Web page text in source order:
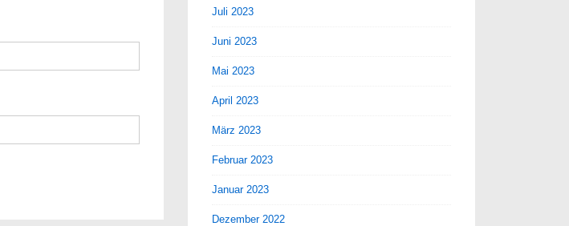
Juli 2023
Juni 2023
Mai 2023
April 2023
März 2023
Februar 2023
Januar 2023
Dezember 2022